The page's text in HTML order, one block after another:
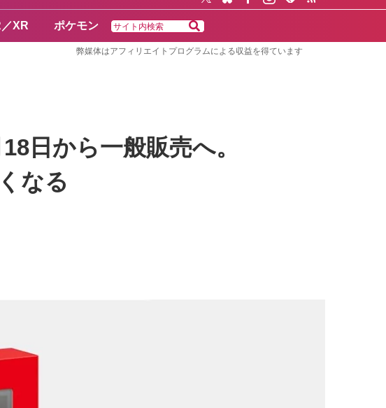
XR ポケモン
弊媒体はアフィリエイトプログラムによる収益を得ています
日から一般販売へ。
なる